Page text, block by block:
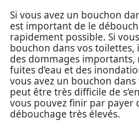
Si vous avez un bouchon
est important de le
rapidement possible. Si
bouchon dans vos toilettes,
des dommages
fuites d’eau et des
vous avez un bouchon
peut être très difficile de
vous pouvez finir par payer
débouchage très élevés.